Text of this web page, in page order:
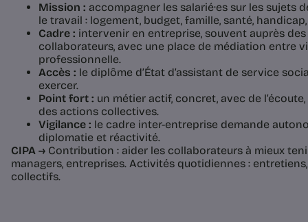
Mission : accompagner les salarié·es sur les sujets
le travail : logement, budget, famille, santé,
Cadre : intervenir en entreprise, souvent auprès des
collaborateurs, avec une place de médiation entre
professionnelle.
Accès : le diplôme d’État d’assistant de service
exercer.
Point fort : un métier actif, concret, avec de
des actions collectives.
Vigilance : le cadre inter-entreprise demande
diplomatie et réactivité.
CIPA → Contribution : aider les collaborateurs à mieux
managers, entreprises. Activités quotidiennes :
collectifs.